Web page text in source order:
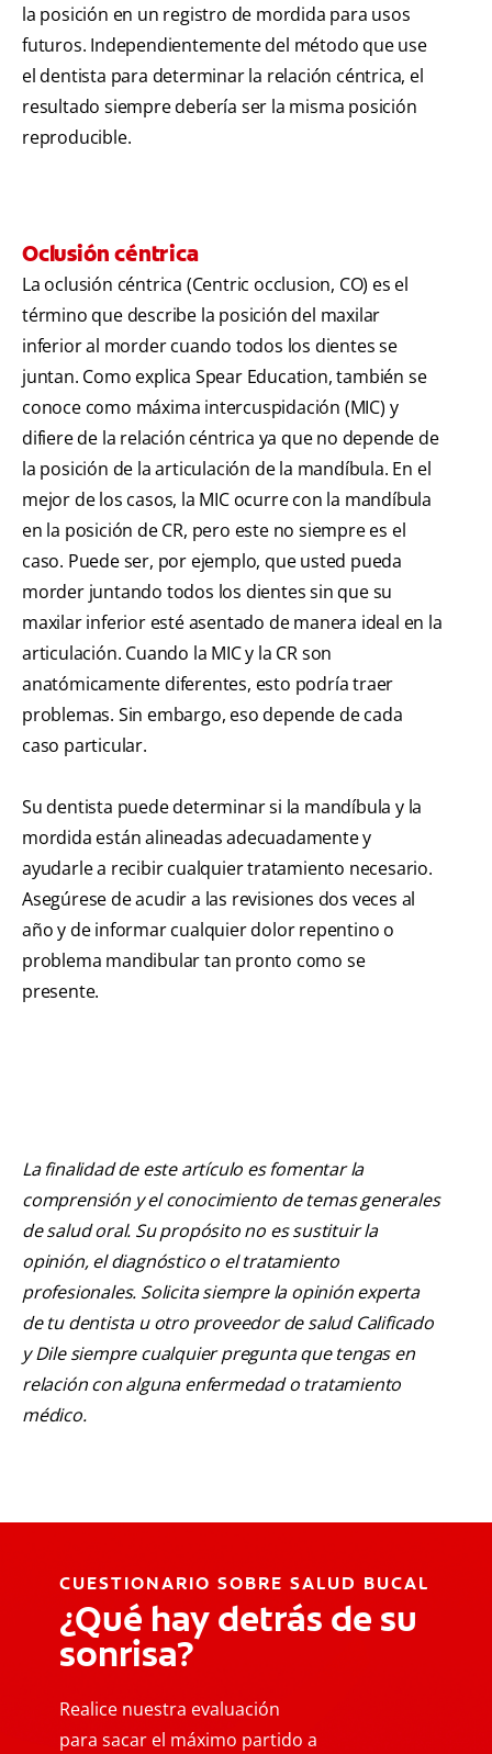
la posición en un registro de mordida para usos
futuros. Independientemente del método que use
el dentista para determinar la relación céntrica, el
resultado siempre debería ser la misma posición
reproducible.
Oclusión céntrica
La oclusión céntrica (Centric occlusion, CO) es el
término que describe la posición del maxilar
inferior al morder cuando todos los dientes se
juntan. Como explica Spear Education, también se
conoce como máxima intercuspidación (MIC) y
difiere de la relación céntrica ya que no depende de
la posición de la articulación de la mandíbula. En el
mejor de los casos, la MIC ocurre con la mandíbula
en la posición de CR, pero este no siempre es el
caso. Puede ser, por ejemplo, que usted pueda
morder juntando todos los dientes sin que su
maxilar inferior esté asentado de manera ideal en la
articulación. Cuando la MIC y la CR son
anatómicamente diferentes, esto podría traer
problemas. Sin embargo, eso depende de cada
caso particular.
Su dentista puede determinar si la mandíbula y la
mordida están alineadas adecuadamente y
ayudarle a recibir cualquier tratamiento necesario.
Asegúrese de acudir a las revisiones dos veces al
año y de informar cualquier dolor repentino o
problema mandibular tan pronto como se
presente.
La finalidad de este artículo es fomentar la
comprensión y el conocimiento de temas generales
de salud oral. Su propósito no es sustituir la
opinión, el diagnóstico o el tratamiento
profesionales. Solicita siempre la opinión experta
de tu dentista u otro proveedor de salud Calificado
y Dile siempre cualquier pregunta que tengas en
relación con alguna enfermedad o tratamiento
médico.
CUESTIONARIO SOBRE SALUD BUCAL
¿Qué hay detrás de su
sonrisa?
Realice nuestra evaluación
para sacar el máximo partido a